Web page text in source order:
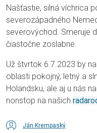
Našťastie, silná víchrica
severozápadného
severovýchod. Smeruje
čiastočne zoslabne.
Už štvrtok 6.7.2023 by
oblasti pokojný, letný a
Holandsku, ale aj u nás
nonstop na našich
Ján Krempaský